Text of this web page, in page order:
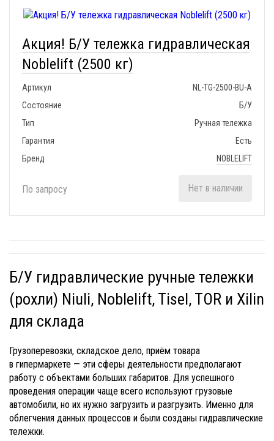
Акция! Б/У тележка гидравлическая
Noblelift (2500 кг)
Артикул
NL-TG-2500-BU-A
Состояние
Б/У
Тип
Ручная тележка
Гарантия
Есть
Бренд
NOBLELIFT
По запросу Нет в наличии
Б/У гидравлические ручные тележки
(рохли) Niuli, Noblelift, Tisel, TOR и Xilin
для склада
Грузоперевозки, складское дело, приём товара
в гипермаркете — эти сферы деятельности предполагают
работу с объектами больших габаритов. Для успешного
проведения операции чаще всего используют грузовые
автомобили, но их нужно загрузить и разгрузить. Именно для
облегчения данных процессов и были созданы гидравлические
тележки.